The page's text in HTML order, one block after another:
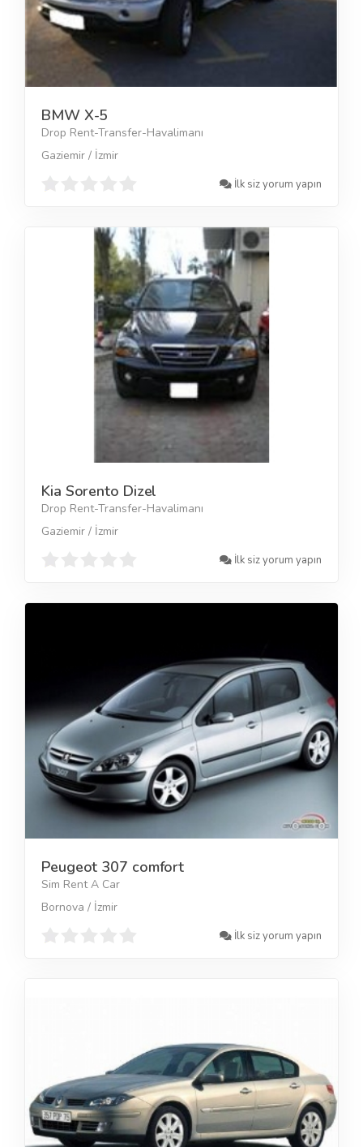
BMW X-5
Drop Rent-Transfer-Havalimanı
Gaziemir / İzmir
İlk siz yorum yapın
Kia Sorento Dizel
Drop Rent-Transfer-Havalimanı
Gaziemir / İzmir
İlk siz yorum yapın
Peugeot 307 comfort
Sim Rent A Car
Bornova / İzmir
İlk siz yorum yapın